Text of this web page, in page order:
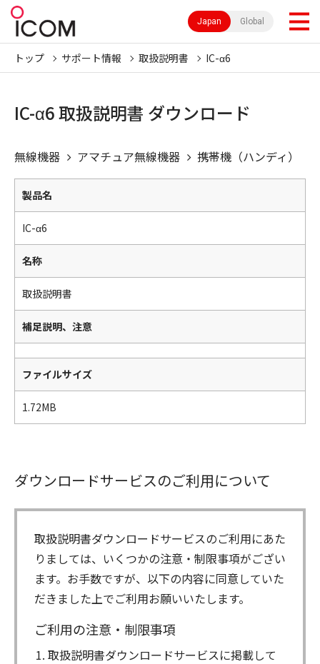
Japan Global
トップ サポート情報 取扱説明書 IC-α6
IC-α6 取扱説明書 ダウンロード
無線機器 アマチュア無線機器 携帯機（ハンディ）
製品名
IC-α6
名称
取扱説明書
補足説明、注意
ファイルサイズ
1.72MB
ダウンロードサービスのご利用について
取扱説明書ダウンロードサービスのご利用にあた
りましては、いくつかの注意・制限事項がござい
ます。お手数ですが、以下の内容に同意していた
だきました上でご利用お願いいたします。
ご利用の注意・制限事項
取扱説明書ダウンロードサービスに掲載して